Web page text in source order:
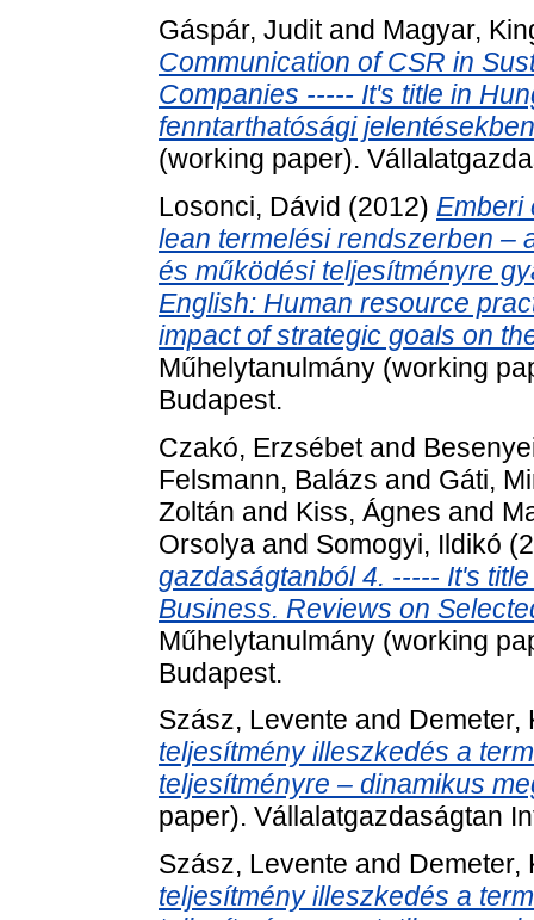
Gáspár, Juditand Magyar,
Communication of CSR in
Companies ----- It's title in
fenntarthatósági
(working paper).
Losonci, Dávid (2012) Emberi
lean termelési rendszerben –
és működési teljesítményre
English: Human resource
impact of strategic goals on
Műhelytanulmány (working
Budapest.
Czakó, Erzsébetand
Felsmann, Balázs and Gáti,
Zoltán and Kiss, Ágnes and
Orsolya and Somogyi, Ildikó
gazdaságtanból 4. ----- It's
Business. Reviews on
Műhelytanulmány (working
Budapest.
Szász, Levente and Demeter,
teljesítmény illeszkedés a
teljesítményre – dinamikus
paper). Vállalatgazdaságtan
Szász, Levente and Demeter,
teljesítmény illeszkedés a